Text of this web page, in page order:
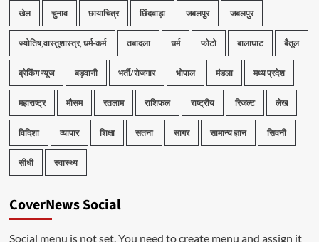
खेल चुनाव छायाचित्र छिंदवाड़ा जबलपुर जबलपुर
ज्योतिष,वास्तुशास्त्र, धर्म-कर्म तबादला धर्म फोटो बालाघाट बैतूल
ब्रेकिंग न्यूज बड़वानी भर्ती/रोजगार भोपाल मंडला मध्य प्रदेश
महाराष्ट्र मौसम रतलाम राशिफल राष्ट्रीय रिजल्ट लेख
विदिशा व्यापार शिक्षा सतना सागर सामान्य ज्ञान सिवनी
सीधी स्वास्थ्य
CoverNews Social
Social menu is not set. You need to create menu and assign it